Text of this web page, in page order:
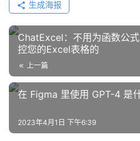
业
好
文
教
登录
生成海报
ChatExcel：不用为函数公
控您的Excel表格的
上一篇
在 Figma 里使用 GPT-4 是
2023年4月1日 下午6:39